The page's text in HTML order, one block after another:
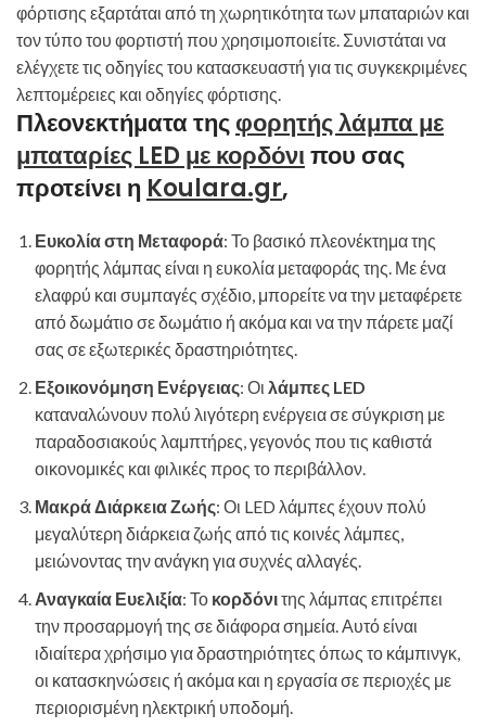
φόρτισης εξαρτάται από τη χωρητικότητα των μπαταριών και
τον τύπο του φορτιστή που χρησιμοποιείτε. Συνιστάται να
ελέγχετε τις οδηγίες του κατασκευαστή για τις συγκεκριμένες
λεπτομέρειες και οδηγίες φόρτισης.
Πλεονεκτήματα τηςφορητής λάμπα με
μπαταρίες LED με κορδόνιπου σας
προτείνει η Koulara.gr,
Ευκολία στη Μεταφορά: Το βασικό πλεονέκτημα της
φορητής λάμπας είναι η ευκολία μεταφοράς της. Με ένα
ελαφρύ και συμπαγές σχέδιο, μπορείτε να την μεταφέρετε
από δωμάτιο σε δωμάτιο ή ακόμα και να την πάρετε μαζί
σας σε εξωτερικές δραστηριότητες.
Εξοικονόμηση Ενέργειας: Οι λάμπες LED
καταναλώνουν πολύ λιγότερη ενέργεια σε σύγκριση με
παραδοσιακούς λαμπτήρες, γεγονός που τις καθιστά
οικονομικές και φιλικές προς το περιβάλλον.
Μακρά Διάρκεια Ζωής: Οι LED λάμπες έχουν πολύ
μεγαλύτερη διάρκεια ζωής από τις κοινές λάμπες,
μειώνοντας την ανάγκη για συχνές αλλαγές.
Αναγκαία Ευελιξία: Το κορδόνιτης λάμπας επιτρέπει
την προσαρμογή της σε διάφορα σημεία. Αυτό είναι
ιδιαίτερα χρήσιμο για δραστηριότητες όπως το κάμπινγκ,
οι κατασκηνώσεις ή ακόμα και η εργασία σε περιοχές με
περιορισμένη ηλεκτρική υποδομή.